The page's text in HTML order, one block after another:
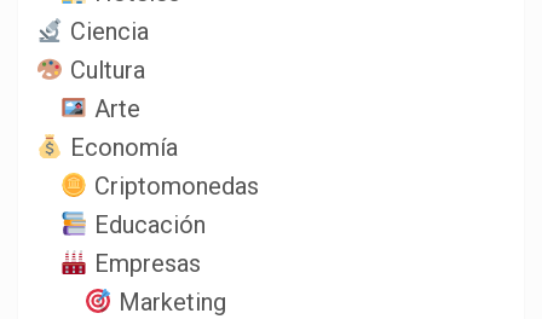
Ciencia
Cultura
Arte
Economía
Criptomonedas
Educación
Empresas
Marketing